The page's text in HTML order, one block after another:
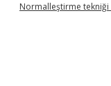
Normalleştirme tekniği